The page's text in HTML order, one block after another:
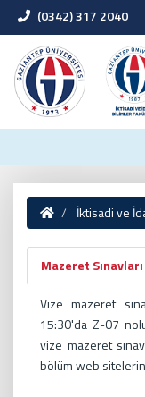
(0342) 317 2040
İktisadi ve
Mazeret Sınavları
Vize mazeret
15:30'da Z-07 nolu
vize mazeret
bölüm web